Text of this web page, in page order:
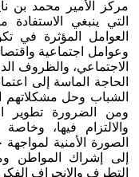
مركز الأمير محمد بن
التي ينبغي
العوامل المؤثرة في
وعوامل اجتماعية
الاجتماعي، والظروف
الحاجة الماسة إلى
الشباب وحل مشكلاتهم
ومن الضرورة تطوير
والالتزام فيها،
الصورة الأمنية
إلى إشراك المواطن
التطرف والانحراف